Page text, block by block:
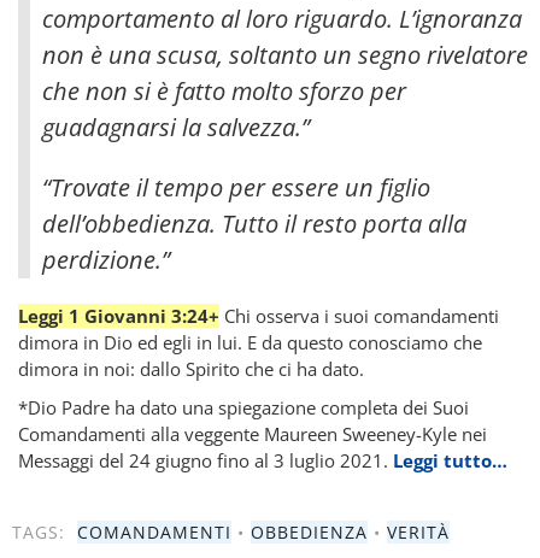
comportamento al loro riguardo. L’ignoranza
non è una scusa, soltanto un segno rivelatore
che non si è fatto molto sforzo per
guadagnarsi la salvezza.”
“Trovate il tempo per essere un figlio
dell’obbedienza. Tutto il resto porta alla
perdizione.”
Leggi 1 Giovanni 3:24+ Chi osserva i suoi comandamenti
dimora in Dio ed egli in lui. E da questo conosciamo che
dimora in noi: dallo Spirito che ci ha dato.
*Dio Padre ha dato una spiegazione completa dei Suoi
Comandamenti alla veggente Maureen Sweeney-Kyle nei
Messaggi del 24 giugno fino al 3 luglio 2021. Leggi tutto…
TAGS: COMANDAMENTI • OBBEDIENZA • VERITÀ